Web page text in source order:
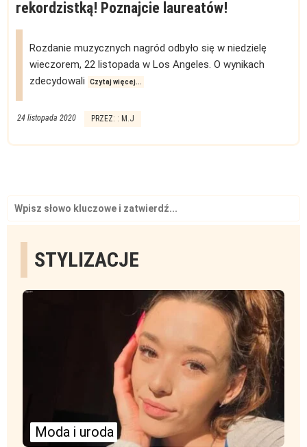
rekordzistką! Poznajcie laureatów!
Rozdanie muzycznych nagród odbyło się w niedzielę
wieczorem, 22 listopada w Los Angeles. O wynikach
zdecydowali
Czytaj więcej...
24 listopada 2020 PRZEZ: : M.J
for:
STYLIZACJE
Moda i uroda